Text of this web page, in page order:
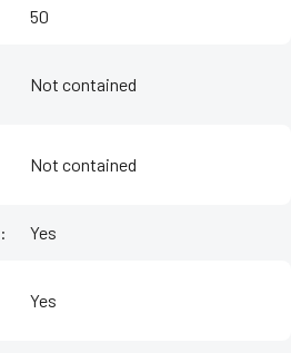
50
Not contained
Not contained
: Yes
Yes